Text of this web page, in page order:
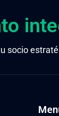
socio